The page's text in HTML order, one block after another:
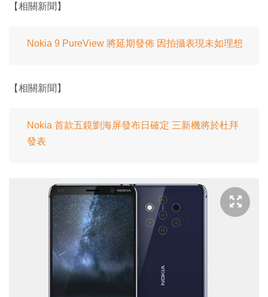
【相關新聞】
Nokia 9 PureView 將延期發佈 因拍攝表現未如理想
【相關新聞】
Nokia 首款五鏡劉海屏發布日確定 三新機將於杜拜
發表